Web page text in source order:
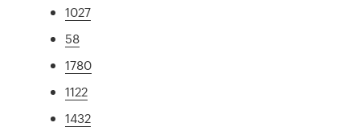
1027
58
1780
1122
1432